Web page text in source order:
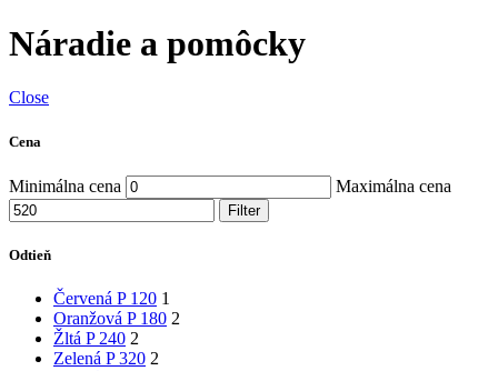
Náradie a pomôcky
Close
Cena
Minimálna cena Maximálna cena
Filter
Odtieň
Červená P 120 1
Oranžová P 180 2
Žltá P 240 2
Zelená P 320 2